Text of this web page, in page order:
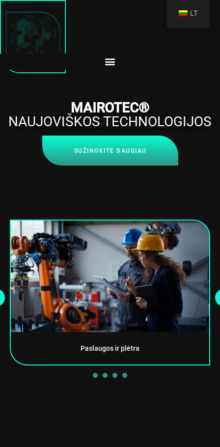
MAIROTEC®
NAUJOVIŠKOS TECHNOLOGIJOS
SUŽINOKITE DAUGIAU
Paslaugos ir plėtra
LT